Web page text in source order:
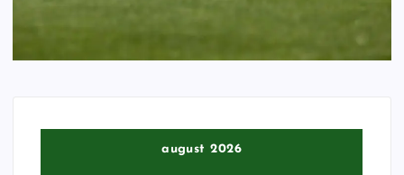
august 2026